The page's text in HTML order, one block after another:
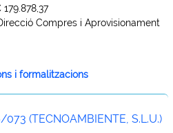
Compres i Aprovisionament
i formalitzacions
(TECNOAMBIENTE, S.L.U.)